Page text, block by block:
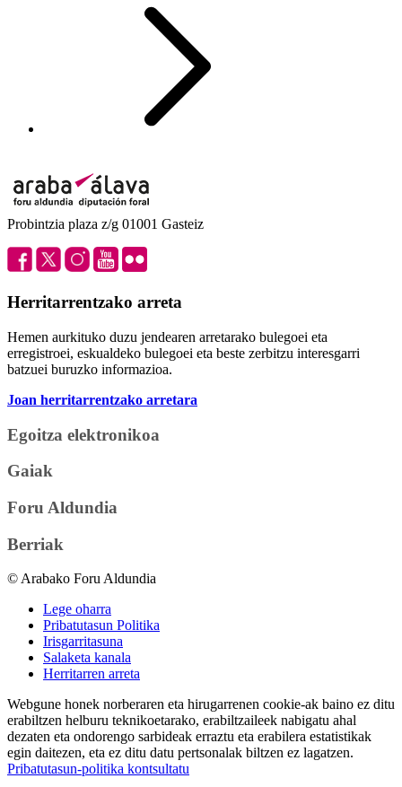
Probintzia plaza z/g 01001 Gasteiz
Herritarrentzako arreta
Hemen aurkituko duzu jendearen arretarako bulegoei eta
erregistroei, eskualdeko bulegoei eta beste zerbitzu interesgarri
batzuei buruzko informazioa.
Joan herritarrentzako arretara
Egoitza elektronikoa
Gaiak
Foru Aldundia
Berriak
© Arabako Foru Aldundia
Lege oharra
Pribatutasun Politika
Irisgarritasuna
Salaketa kanala
Herritarren arreta
Webgune honek norberaren eta hirugarrenen cookie-ak baino ez ditu
erabiltzen helburu teknikoetarako, erabiltzaileek nabigatu ahal
dezaten eta ondorengo sarbideak erraztu eta erabilera estatistikak
egin daitezen, eta ez ditu datu pertsonalak biltzen ez lagatzen.
Pribatutasun-politika kontsultatu